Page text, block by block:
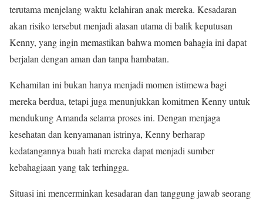
terutama menjelang waktu kelahiran anak mereka. Kesadaran
akan risiko tersebut menjadi alasan utama di balik keputusan
Kenny, yang ingin memastikan bahwa momen bahagia ini dapat
berjalan dengan aman dan tanpa hambatan.
Kehamilan ini bukan hanya menjadi momen istimewa bagi
mereka berdua, tetapi juga menunjukkan komitmen Kenny untuk
mendukung Amanda selama proses ini. Dengan menjaga
kesehatan dan kenyamanan istrinya, Kenny berharap
kedatangannya buah hati mereka dapat menjadi sumber
kebahagiaan yang tak terhingga.
Situasi ini mencerminkan kesadaran dan tanggung jawab seorang